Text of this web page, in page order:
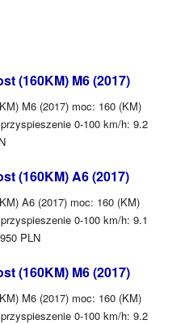
(160KM) M6 (2017)
M6 (2017) moc: 160 (KM)
0-100 km/h: 9.2
(160KM) A6 (2017)
A6 (2017) moc: 160 (KM)
0-100 km/h: 9.1
PLN
(160KM) M6 (2017)
M6 (2017) moc: 160 (KM)
0-100 km/h: 9.2